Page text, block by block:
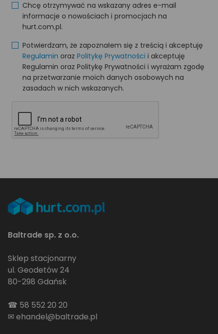
Chcę otrzymywać na wskazany adres e-mail
informacje o nowościach i promocjach na
hurt.com.pl.
Potwierdzam, że zapoznałem się z treścią i akceptuję
Regulamin oraz Politykę Prywatności i akceptuję
Regulamin oraz Politykę Prywatności i wyrażam zgodę
na przetwarzanie moich danych osobowych na
zasadach w nich wskazanych.
Baltrade sp. z o.o.
Sklep stacjonarny
ul. Geodetów 24
80-298 Gdańsk
☎ 58 552 20 20
✉ehandel@baltrade.pl